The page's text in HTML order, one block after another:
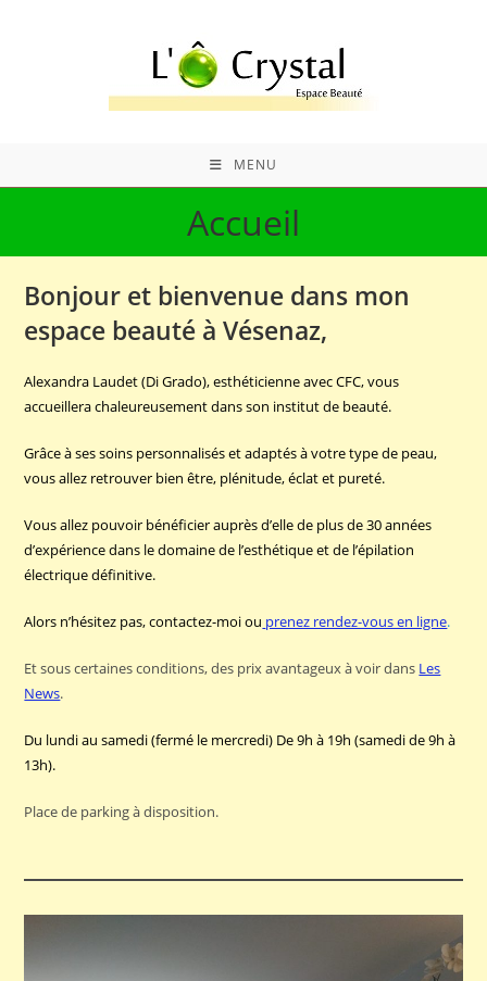
MENU
Accueil
Bonjour et bienvenue dans mon
espace beauté à Vésenaz,
Alexandra Laudet (Di Grado), esthéticienne avec CFC, vous
accueillera chaleureusement dans son institut de beauté.
Grâce à ses soins personnalisés et adaptés à votre type de peau,
vous allez retrouver bien être, plénitude, éclat et pureté.
Vous allez pouvoir bénéficier auprès d’elle de plus de 30 années
d’expérience dans le domaine de l’esthétique et de l’épilation
électrique définitive.
Alors n’hésitez pas, contactez-moi ou prenez rendez-vous en ligne.
Et sous certaines conditions, des prix avantageux à voir dans Les
News.
Du lundi au samedi (fermé le mercredi) De 9h à 19h (samedi de 9h à
13h).
Place de parking à disposition.